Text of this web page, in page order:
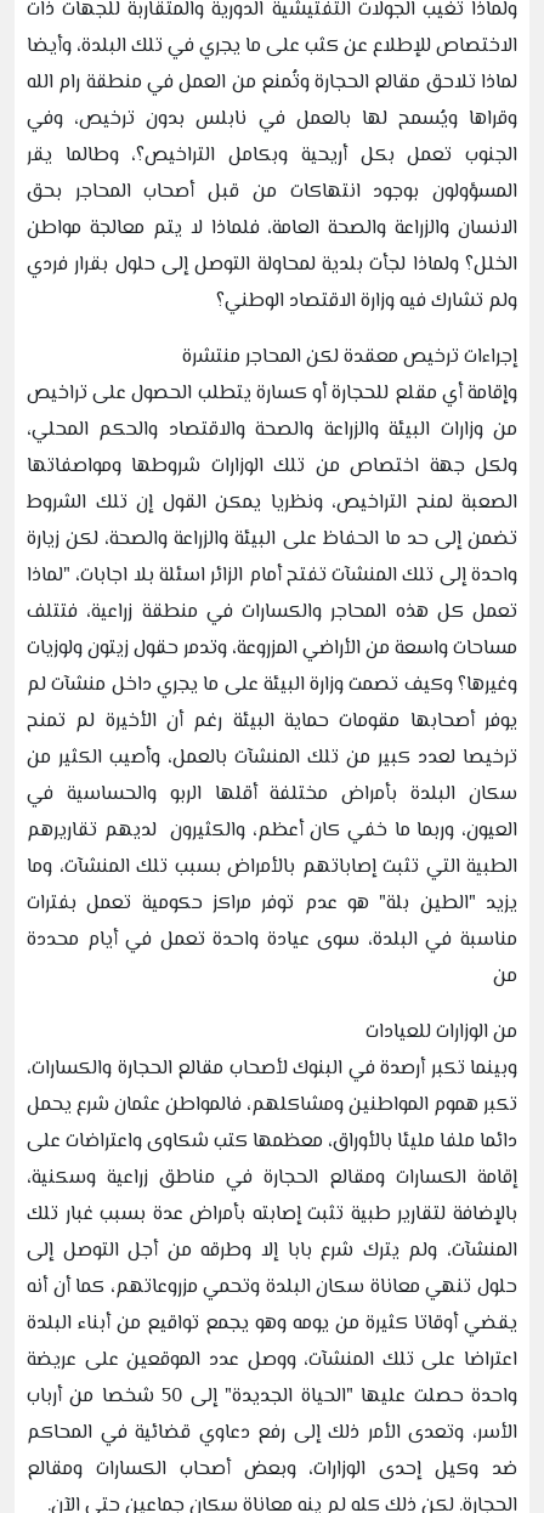
ولماذا تغيب الجولات التفتيشية الدورية والمتقاربة للجهات ذات
الاختصاص للإطلاع عن كثب على ما يجري في تلك البلدة، وأيضا
لماذا تلاحق مقالع الحجارة وتُمنع من العمل في منطقة رام الله
وقراها ويُسمح لها بالعمل في نابلس بدون ترخيص، وفي
الجنوب تعمل بكل أريحية وبكامل التراخيص؟، وطالما يقر
المسؤولون بوجود انتهاكات من قبل أصحاب المحاجر بحق
الانسان والزراعة والصحة العامة، فلماذا لا يتم معالجة مواطن
الخلل؟ ولماذا لجأت بلدية لمحاولة التوصل إلى حلول بقرار فردي
ولم تشارك فيه وزارة الاقتصاد الوطني؟
إجراءات ترخيص معقدة لكن المحاجر منتشرة
وإقامة أي مقلع للحجارة أو كسارة يتطلب الحصول على تراخيص
من وزارات البيئة والزراعة والصحة والاقتصاد والحكم المحلي،
ولكل جهة اختصاص من تلك الوزارات شروطها ومواصفاتها
الصعبة لمنح التراخيص، ونظريا يمكن القول إن تلك الشروط
تضمن إلى حد ما الحفاظ على البيئة والزراعة والصحة، لكن زيارة
واحدة إلى تلك المنشآت تفتح أمام الزائر اسئلة بلا اجابات، "لماذا
تعمل كل هذه المحاجر والكسارات في منطقة زراعية، فتتلف
مساحات واسعة من الأراضي المزروعة، وتدمر حقول زيتون ولوزيات
وغيرها؟ وكيف تصمت وزارة البيئة على ما يجري داخل منشآت لم
يوفر أصحابها مقومات حماية البيئة رغم أن الأخيرة لم تمنح
ترخيصا لعدد كبير من تلك المنشآت بالعمل، وأصيب الكثير من
سكان البلدة بأمراض مختلفة أقلها الربو والحساسية في
العيون، وربما ما خفي كان أعظم، والكثيرون لديهم تقاريرهم
الطبية التي تثبت إصاباتهم بالأمراض بسبب تلك المنشآت، وما
يزيد "الطين بلة" هو عدم توفر مراكز حكومية تعمل بفترات
مناسبة في البلدة، سوى عيادة واحدة تعمل في أيام محددة
من
من الوزارات للعيادات
وبينما تكبر أرصدة في البنوك لأصحاب مقالع الحجارة والكسارات،
تكبر هموم المواطنين ومشاكلهم، فالمواطن عثمان شرع يحمل
دائما ملفا مليئا بالأوراق، معظمها كتب شكاوى واعتراضات على
إقامة الكسارات ومقالع الحجارة في مناطق زراعية وسكنية،
بالإضافة لتقارير طبية تثبت إصابته بأمراض عدة بسبب غبار تلك
المنشآت، ولم يترك شرع بابا إلا وطرقه من أجل التوصل إلى
حلول تنهي معاناة سكان البلدة وتحمي مزروعاتهم، كما أن أنه
يقضي أوقاتا كثيرة من يومه وهو يجمع تواقيع من أبناء البلدة
اعتراضا على تلك المنشآت، ووصل عدد الموقعين على عريضة
واحدة حصلت عليها "الحياة الجديدة" إلى 50 شخصا من أرباب
الأسر، وتعدى الأمر ذلك إلى رفع دعاوي قضائية في المحاكم
ضد وكيل إحدى الوزارات، وبعض أصحاب الكسارات ومقالع
الحجارة. لكن ذلك كله لم ينه معاناة سكان جماعين حتى الآن.